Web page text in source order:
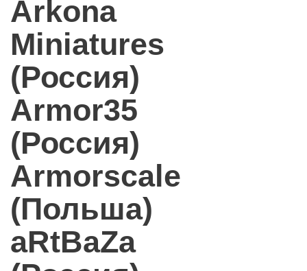
Arkona
Miniatures
(Россия)
Armor35
(Россия)
Armorscale
(Польша)
aRtBaZa